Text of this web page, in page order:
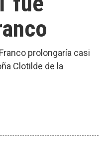
prolongaría casi
Clotilde de la